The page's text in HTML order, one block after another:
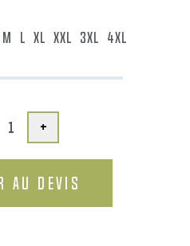
M L XL XXL 3XL 4XL
+
AU DEVIS